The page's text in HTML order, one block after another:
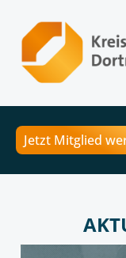
Jetzt Mitglied